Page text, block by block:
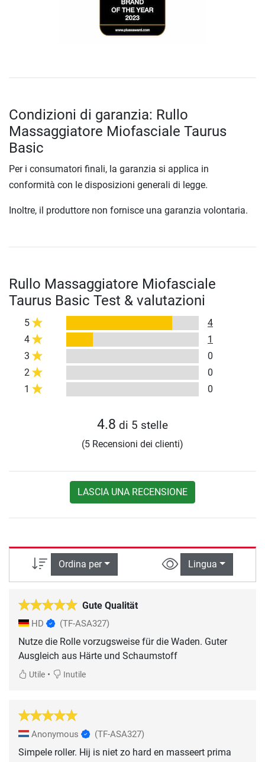
Condizioni di garanzia: Rullo
Massaggiatore Miofasciale Taurus
Basic
Per i consumatori finali, la garanzia si applica in
conformità con le disposizioni generali di legge.
Inoltre, il produttore non fornisce una garanzia volontaria.
Rullo Massaggiatore Miofasciale
Taurus Basic Test & valutazioni
5
4
4
1
3
0
2
0
1
0
4.8 di 5 stelle
(5 Recensioni dei clienti)
LASCIA UNA RECENSIONE
Ordina per Lingua
Gute Qualität
HD (TF-ASA327)
Nutze die Rolle vorzugsweise für die Waden. Guter
Ausgleich aus Härte und Schaumstoff
Utile • Inutile
Anonymous (TF-ASA327)
Simpele roller. Hij is niet zo hard en masseert prima